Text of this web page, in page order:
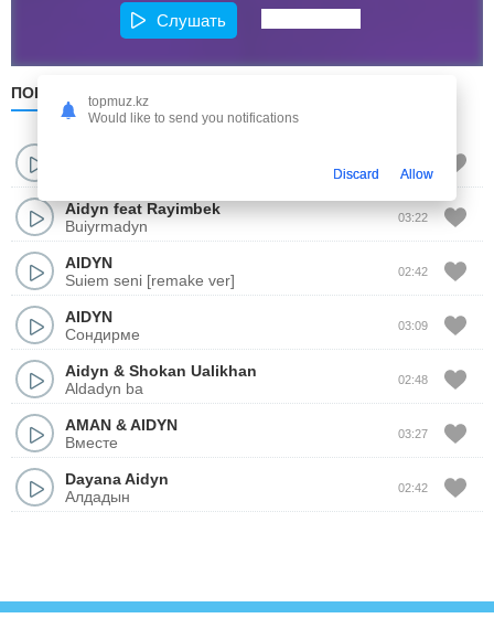
Слушать
ПОПУЛЯРНЫЕ
Aidyn feat Rayimbek
Buiyrmadyn
03:22
AIDYN
Suiem seni [remake ver]
02:42
AIDYN
Сондирме
03:09
Aidyn & Shokan Ualikhan
Aldadyn ba
02:48
AMAN &AIDYN
Вместе
03:27
Dayana Aidyn
Алдадын
02:42
topmuz.kz
Would like to send you notifications
Discard Allow